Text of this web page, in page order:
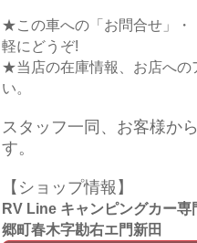
★この車への「お問合せ」・
軽にどうぞ!
★当店の在庫情報、お店への
い。
スタッフ一同、お客様か
す。
【ショップ情報】
RV Line キャンピングカー
郷町春木字勘右エ門新田